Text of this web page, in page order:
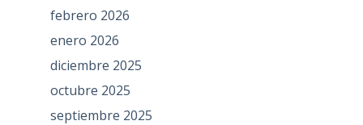
febrero 2026
enero 2026
diciembre 2025
octubre 2025
septiembre 2025